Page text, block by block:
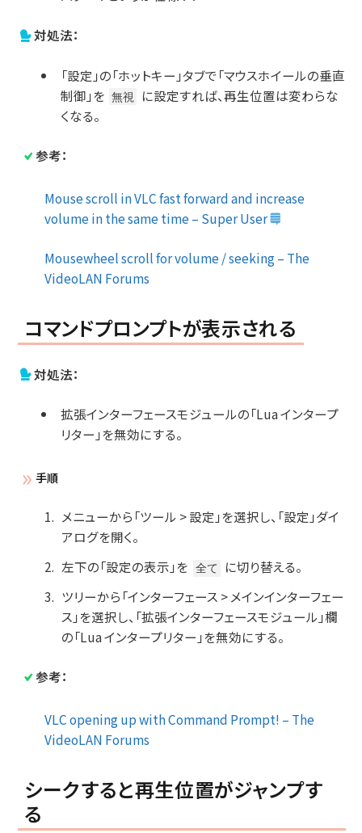
対処法：
「設定」の「ホットキー」タブで「マウスホイールの垂直
制御」を 無視
に設定すれば、再生位置は変わらな
くなる。
参考：
Mouse scroll in VLC fast forward and increase
volume in the same time – Super User
Mousewheel scroll for volume / seeking – The
VideoLAN Forums
コマンドプロンプトが表示される
対処法：
拡張インターフェースモジュールの「Lua インタープ
リター」を無効にする。
手順
メニューから「ツール > 設定」を選択し、「設定」ダイ
アログを開く。
左下の「設定の表示」を
全て
に切り替える。
ツリーから「インターフェース > メインインターフェー
ス」を選択し、「拡張インターフェースモジュール」欄
の「Lua インタープリター」を無効にする。
参考：
VLC opening up with Command Prompt! – The
VideoLAN Forums
シークすると再生位置がジャンプす
る